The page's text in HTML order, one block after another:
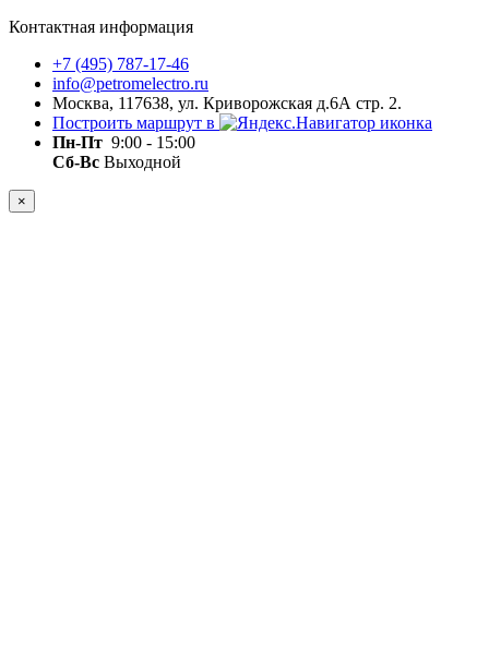
Контактная информация
+7 (495) 787-17-46
info@petromelectro.ru
Москва, 117638, ул. Криворожская д.6А стр. 2.
Построить маршрут в
Пн-Пт 9:00 - 15:00
Сб-Вс Выходной
×